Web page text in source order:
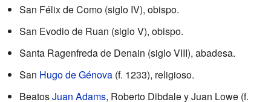
San Félix de Como (siglo IV), obispo.
San Evodio de Ruan (siglo V), obispo.
Santa Ragenfreda de Denain (siglo VIII), abadesa.
San Hugo de Génova (f. 1233), religioso.
BeatosJuan Adams, Roberto Dibdale y Juan Lowe (f.